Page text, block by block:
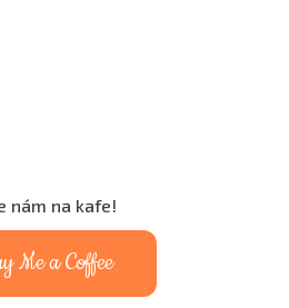
nám na kafe!
Me a Coffee